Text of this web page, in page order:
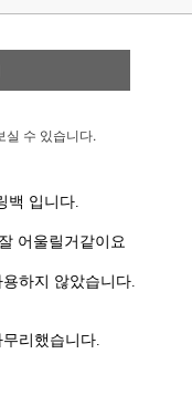
실 수 있습니다.
백 입니다.
어울릴거같이요
하지 않았습니다.
리했습니다.